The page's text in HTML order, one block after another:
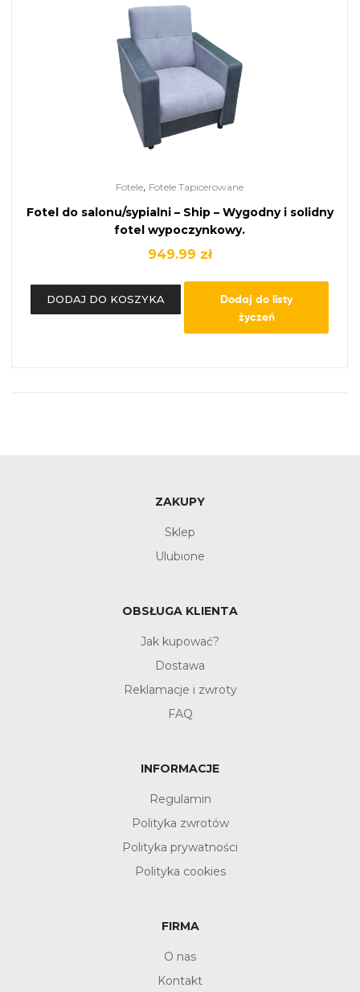
Fotele, Fotele Tapicerowane
Fotel do salonu/sypialni – Ship – Wygodny i solidny
fotel wypoczynkowy.
949.99 zł
DODAJ DO KOSZYKA
Dodaj do listy
życzeń
ZAKUPY
Sklep
Ulubione
OBSŁUGA KLIENTA
Jak kupować?
Dostawa
Reklamacje i zwroty
FAQ
INFORMACJE
Regulamin
Polityka zwrotów
Polityka prywatności
Polityka cookies
FIRMA
O nas
Kontakt